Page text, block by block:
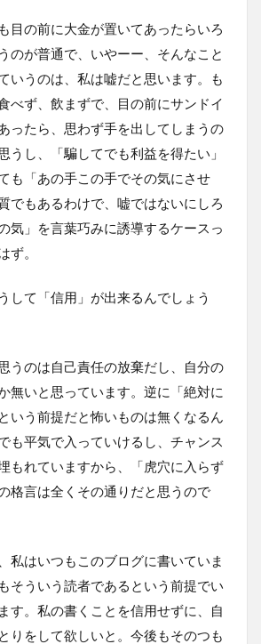
目の前に大金が置いてあったらいろ
のが普通で、いやーー、そんなこと
いうのは、私は嘘だと思います。も
べず、飲まずで、目の前にサンドイ
ったら、思わず手を出してしまうの
うし、「騙してでも利益を得たい」
も「あの手この手でその気にさせ
でもあるわけで、嘘ではないにしろ
気」を言葉巧みに誘導するケースっ
ず。
して「信用」が出来るんでしょう
うのは自己責任の放棄だし、自分の
無いと思っています。逆に「絶対に
いう前提だと怖いものは無くなるん
も平気で入っていけるし、チャンス
もれていますから、「虎穴に入らず
格言は全くその通りだと思うので
私はいつもこのブログに書いていま
そういう読者であるという前提でい
す。私の書くことを信用せずに、自
りをして欲しいと。今後もそのつも